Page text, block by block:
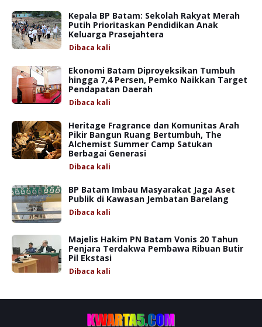
Kepala BP Batam: Sekolah Rakyat Merah
Putih Prioritaskan Pendidikan Anak
Keluarga Prasejahtera
Dibaca kali
Ekonomi Batam Diproyeksikan Tumbuh
hingga 7,4 Persen, Pemko Naikkan Target
Pendapatan Daerah
Dibaca kali
Heritage Fragrance dan Komunitas Arah
Pikir Bangun Ruang Bertumbuh, The
Alchemist Summer Camp Satukan
Berbagai Generasi
Dibaca kali
BP Batam Imbau Masyarakat Jaga Aset
Publik di Kawasan Jembatan Barelang
Dibaca kali
Majelis Hakim PN Batam Vonis 20 Tahun
Penjara Terdakwa Pembawa Ribuan Butir
Pil Ekstasi
Dibaca kali